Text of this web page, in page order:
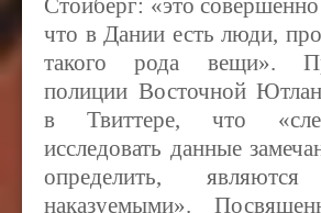
что в Дании есть люди,
такого рода вещи».
полиции Восточной
в Твиттере, что
исследовать данные
определить,
наказуемыми».